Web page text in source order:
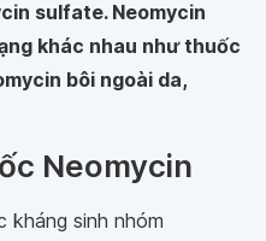
sulfate. Neomycin
khác nhau như thuốc
bôi ngoài da,
Neomycin
kháng sinh nhóm